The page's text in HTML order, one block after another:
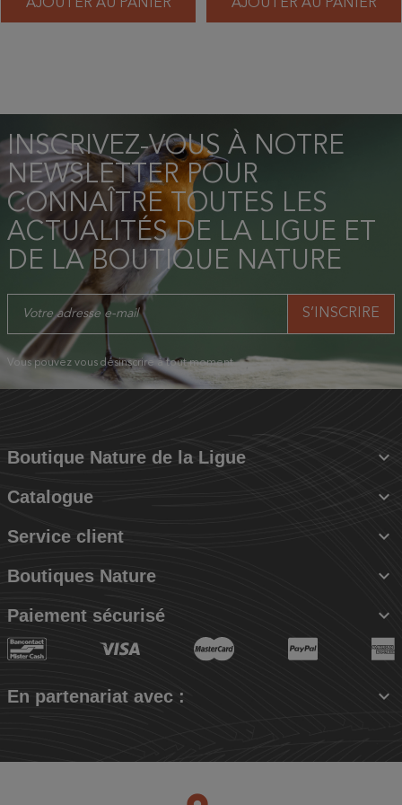
AJOUTER AU PANIER AJOUTER AU PANIER
INSCRIVEZ-VOUS À NOTRE
NEWSLETTER POUR
CONNAÎTRE TOUTES LES
ACTUALITÉS DE LA LIGUE ET
DE LA BOUTIQUE NATURE
Vous pouvez vous désinscrire à tout moment.
Boutique Nature de la Ligue 
Catalogue 
Service client 
Boutiques Nature 
Paiement sécurisé 
En partenariat avec : 